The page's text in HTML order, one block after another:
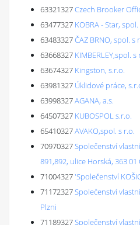
63321327Czech Brooker
63477327 KOBRA - Star,
63483327ČAZ BRNO, spol. s
63668327 KIMBERLEY,spol. s
63674327 Kingston, s.r.o.
63981327 Úklidové práce,
63998327AGANA, a.s.
64507327 KUBOSPOL s.r.o.
65410327AVAKO,spol. s r.o.
70970327Společenství
891,892, ulice Horská, 363
71004327'Společenství
71172327Společenství
Plzni
71189327Společenství